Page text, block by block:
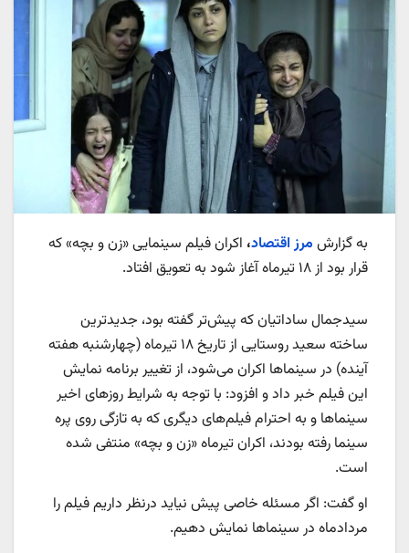
به گزارش مرز اقتصاد، اکران فیلم سینمایی «زن و بچه» که
قرار بود از ۱۸ تیرماه آغاز شود به تعویق افتاد.
سیدجمال ساداتیان که پیش‌تر گفته بود، جدیدترین
ساخته سعید روستایی از تاریخ ۱۸ تیرماه (چهارشنبه هفته
آینده) در سینماها اکران می‌شود، از تغییر برنامه نمایش
این فیلم خبر داد و افزود: با توجه به شرایط روزهای اخیر
سینماها و به احترام فیلم‌های دیگری که به تازگی روی پره
سینما رفته بودند، اکران تیرماه «زن و بچه» منتفی شده
است.
او گفت: اگر مسئله خاصی پیش نیاید درنظر داریم فیلم را
مردادماه در سینماها نمایش دهیم.